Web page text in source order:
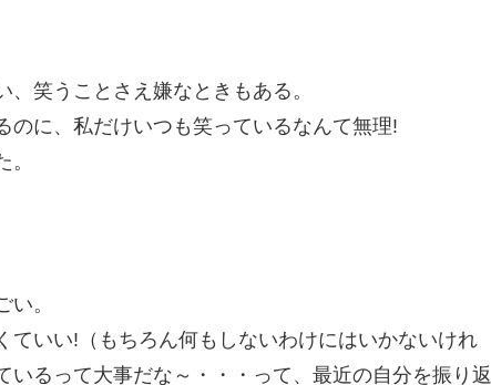
笑うことさえ嫌なときもある。
に、私だけいつも笑っているなんて無理!
い。
ていい!（もちろん何もしないわけにはいかないけれ
いるって大事だな～・・・って、最近の自分を振り返